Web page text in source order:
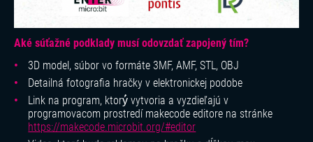
Aké súťažné podklady musí odovzdať zapojený tím?
3D model, súbor vo formáte 3MF, AMF, STL, OBJ
Detailná fotografia hračky v elektronickej podobe
Link na program, ktorý́ vytvoria a vyzdieľajú v
programovacom prostredí makecode editore na stránke
https://makecode.microbit.org/#editor